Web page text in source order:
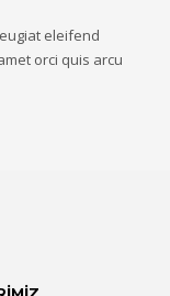
eleifend
orci quis arcu